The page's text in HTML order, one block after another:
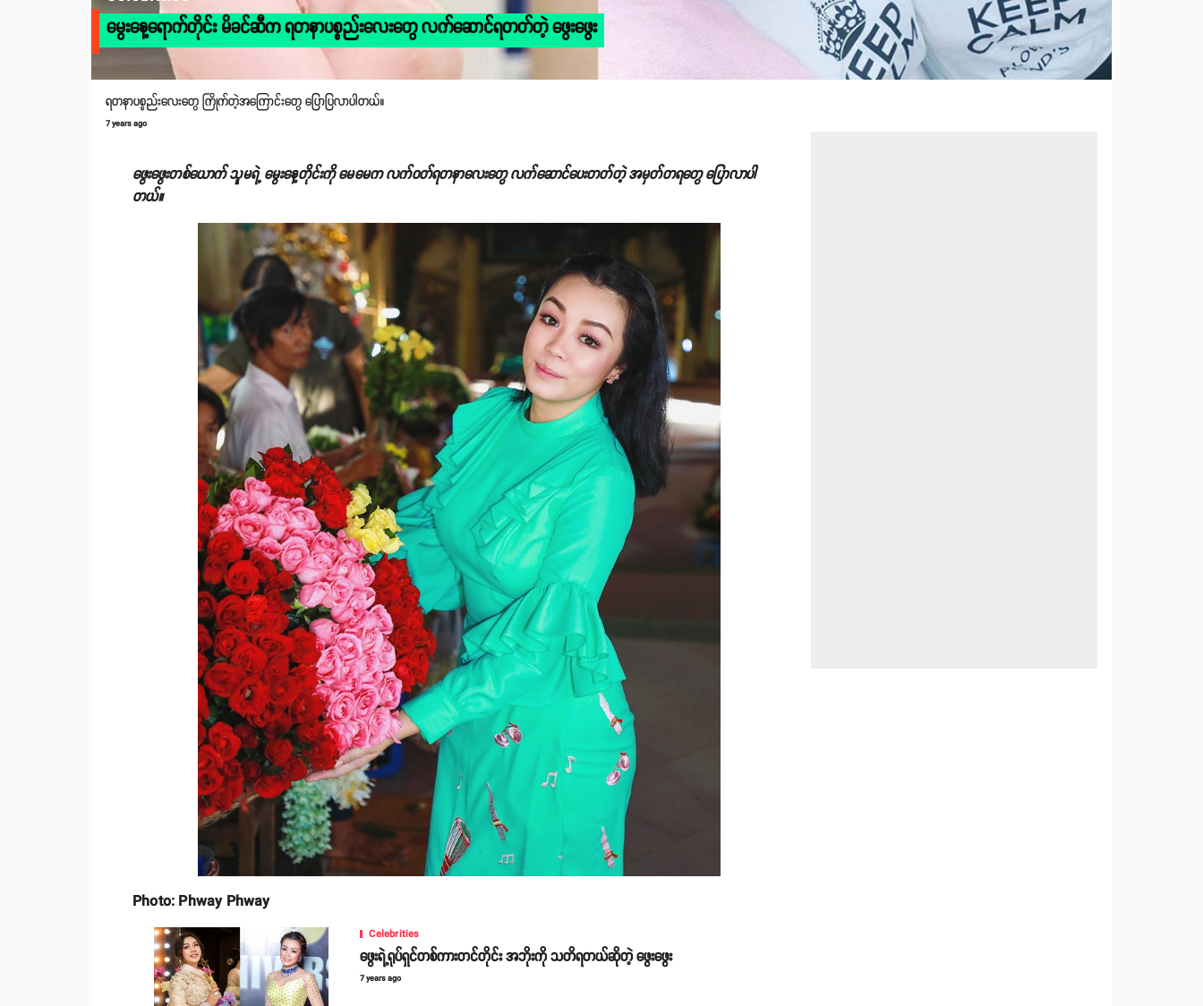
မွေးနေ့ရောက်တိုင်း မိခင်ဆီက ရတနာပစ္စည်းလေးတွေ လက်ဆောင်ရတတ်တဲ့ ဖွေးဖွေး
ရတနာပစ္စည်းလေးတွေ ကြိုက်တဲ့အကြောင်းတွေ ပြောပြလာပါတယ်။
7 years ago
ဖွေးဖွေးတစ်ယောက် သူမရဲ့ မွေးနေ့တိုင်းကို မေမေက လက်ဝတ်ရတနာလေးတွေ လက်ဆောင်ပေးတတ်တဲ့ အမှတ်တရတွေ ပြောလာပါ
တယ်။
Photo: Phway Phway
Celebrities
ဖွေးရဲ့ရုပ်ရှင်တစ်ကားတင်တိုင်း အဘိုးကို သတိရတယ်ဆိုတဲ့ ဖွေးဖွေး
7 years ago